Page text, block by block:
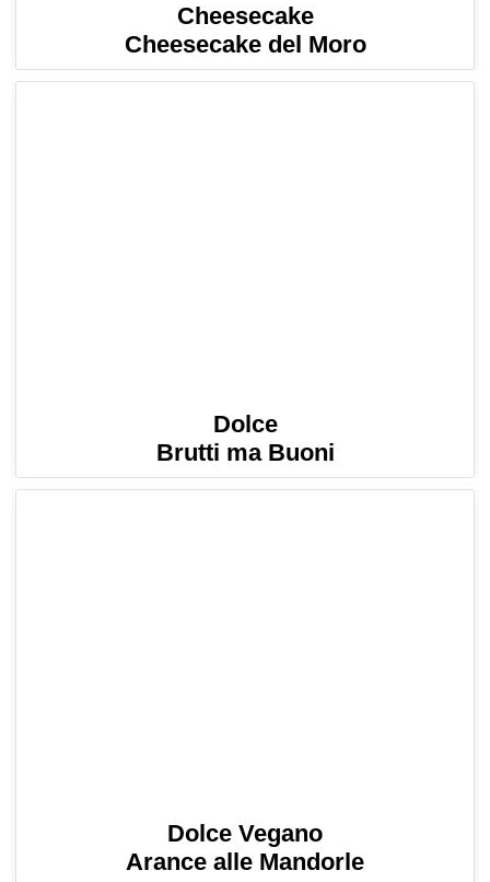
Cheesecake
Cheesecake del Moro
Dolce
Brutti ma Buoni
Dolce Vegano
Arance alle Mandorle